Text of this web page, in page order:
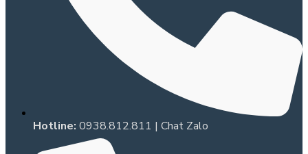
Hotline: 0938.812.811 | Chat Zalo